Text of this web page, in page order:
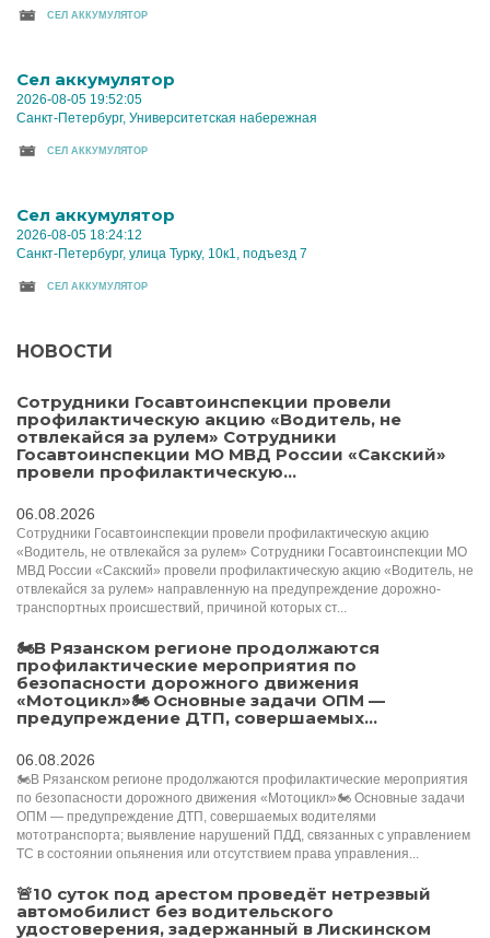
CЕЛ АККУМУЛЯТОР
Cел аккумулятор
2026-08-05 19:52:05
Санкт-Петербург, Университетская набережная
CЕЛ АККУМУЛЯТОР
Cел аккумулятор
2026-08-05 18:24:12
Санкт-Петербург, улица Турку, 10к1, подъезд 7
CЕЛ АККУМУЛЯТОР
НОВОСТИ
Сотрудники Госавтоинспекции провели
профилактическую акцию «Водитель, не
отвлекайся за рулем» Сотрудники
Госавтоинспекции МО МВД России «Сакский»
провели профилактическую...
06.08.2026
Сотрудники Госавтоинспекции провели профилактическую акцию
«Водитель, не отвлекайся за рулем» Сотрудники Госавтоинспекции МО
МВД России «Сакский» провели профилактическую акцию «Водитель, не
отвлекайся за рулем» направленную на предупреждение дорожно-
транспортных происшествий, причиной которых ст...
🏍️В Рязанском регионе продолжаются
профилактические мероприятия по
безопасности дорожного движения
«Мотоцикл»🏍️ Основные задачи ОПМ —
предупреждение ДТП, совершаемых...
06.08.2026
🏍️В Рязанском регионе продолжаются профилактические мероприятия
по безопасности дорожного движения «Мотоцикл»🏍️ Основные задачи
ОПМ — предупреждение ДТП, совершаемых водителями
мототранспорта; выявление нарушений ПДД, связанных с управлением
ТС в состоянии опьянения или отсутствием права управления...
🚨10 суток под арестом проведёт нетрезвый
автомобилист без водительского
удостоверения, задержанный в Лискинском